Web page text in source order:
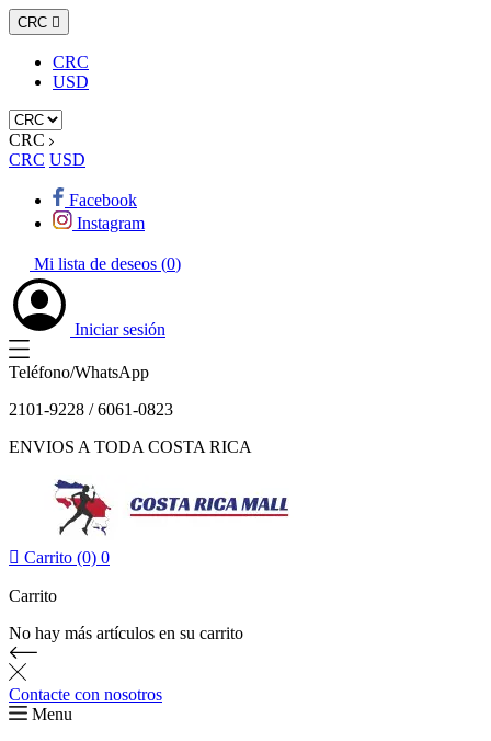
CRC 
CRC
USD
CRC
CRC USD
Facebook
Instagram
Mi lista de deseos (0)
Iniciar sesión
Teléfono/WhatsApp
2101-9228 / 6061-0823
ENVIOS A TODA COSTA RICA
 Carrito (0) 0
Carrito
No hay más artículos en su carrito
Contacte con nosotros
Menu